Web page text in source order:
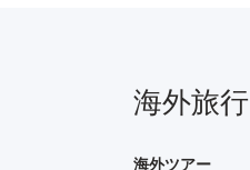
海外旅行
海外ツアー